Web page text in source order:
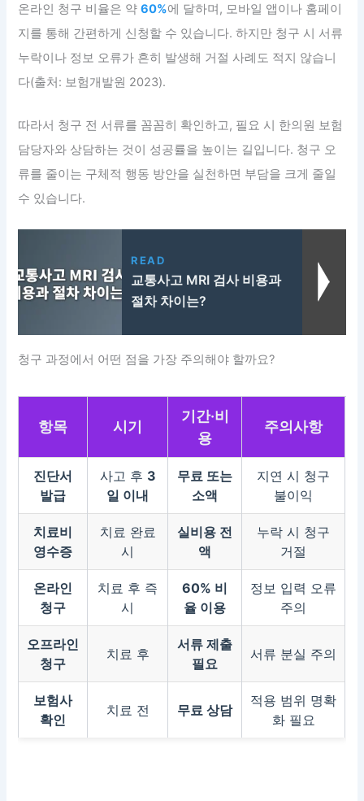
온라인 청구 비율은 약60%에 달하며, 모바일 앱이나 홈페이
지를 통해 간편하게 신청할 수 있습니다. 하지만 청구 시 서류
누락이나 정보 오류가 흔히 발생해 거절 사례도 적지 않습니
다(출처: 보험개발원 2023).
따라서 청구 전 서류를 꼼꼼히 확인하고, 필요 시 한의원 보험
담당자와 상담하는 것이 성공률을 높이는 길입니다. 청구 오
류를 줄이는 구체적 행동 방안을 실천하면 부담을 크게 줄일
수 있습니다.
READ
교통사고 MRI 검사 비용과
절차 차이는?
청구 과정에서 어떤 점을 가장 주의해야 할까요?
항목 시기
기간·비
용
주의사항
진단서
발급
사고 후 3
일 이내
무료 또는
소액
지연 시 청구
불이익
치료비
영수증
치료 완료
시
실비용 전
액
누락 시 청구
거절
온라인
청구
치료 후 즉
시
60% 비
율 이용
정보 입력 오류
주의
오프라인
청구
치료 후
서류 제출
필요
서류 분실 주의
보험사
확인
치료 전 무료 상담
적용 범위 명확
화 필요